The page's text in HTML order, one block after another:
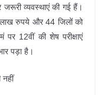
जरूरी व्यवस्थाएं की गई हैं।
लाख रुपये और 44 जिलों को
12वीं की शेष परीक्षाएं
पड़ा है।
नहीं